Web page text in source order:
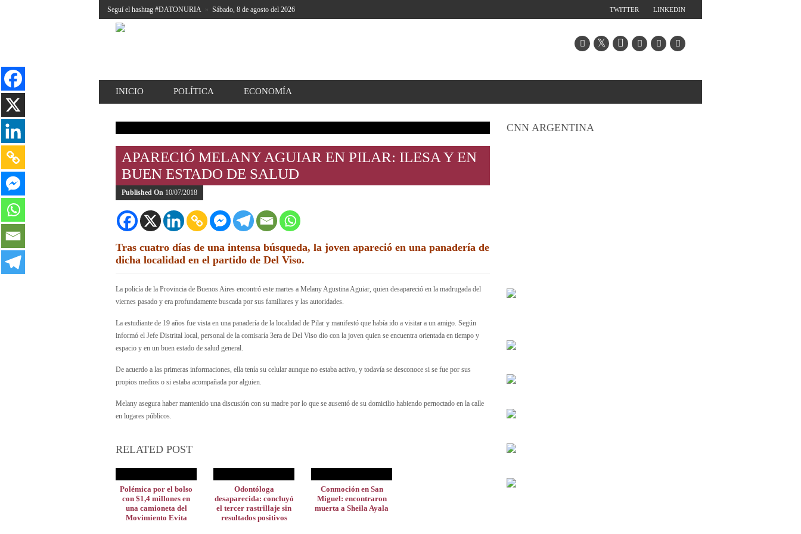
Seguí el hashtag #DATONURIA » Sábado, 8 de agosto del 2026 LINKEDIN
TWITTER
INICIO POLÍTICA ECONOMÍA
APARECIÓ MELANY AGUIAR EN PILAR: ILESA Y EN
BUEN ESTADO DE SALUD
Published On 10/07/2018
Tras cuatro días de una intensa búsqueda, la joven apareció en una panadería de
dicha localidad en el partido de Del Viso.
La policía de la Provincia de Buenos Aires encontró este martes a Melany Agustina Aguiar, quien desapareció en la madrugada del
viernes pasado y era profundamente buscada por sus familiares y las autoridades.
La estudiante de 19 años fue vista en una panadería de la localidad de Pilar y manifestó que había ido a visitar a un amigo. Según
informó el Jefe Distrital local, personal de la comisaría 3era de Del Viso dio con la joven quien se encuentra orientada en tiempo y
espacio y en un buen estado de salud general.
De acuerdo a las primeras informaciones, ella tenía su celular aunque no estaba activo, y todavía se desconoce si se fue por sus
propios medios o si estaba acompañada por alguien.
Melany asegura haber mantenido una discusión con su madre por lo que se ausentó de su domicilio habiendo pernoctado en la calle
en lugares públicos.
RELATED POST
Polémica por el bolso
con $1,4 millones en
una camioneta del
Movimiento Evita
Odontóloga
desaparecida: concluyó
el tercer rastrillaje sin
resultados positivos
Conmoción en San
Miguel: encontraron
muerta a Sheila Ayala
CNN ARGENTINA